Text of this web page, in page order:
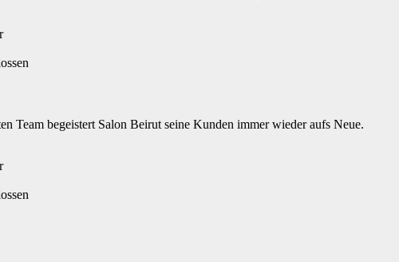
Team begeistert Salon Beirut seine Kunden immer wieder aufs Neue.